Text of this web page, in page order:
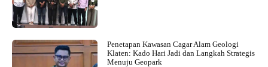
Penetapan Kawasan Cagar Alam Geologi
Klaten: Kado Hari Jadi dan Langkah Strategis
Menuju Geopark